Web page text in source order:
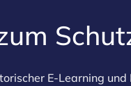
E-Learning